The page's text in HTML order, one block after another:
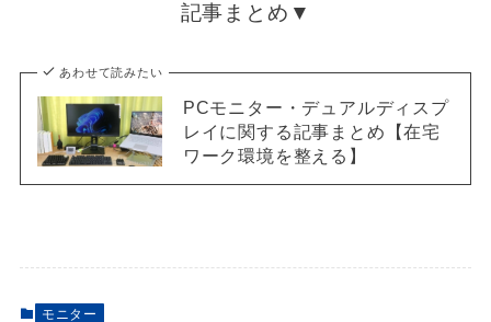
記事まとめ▼
あわせて読みたい
PCモニター・デュアルディスプ
レイに関する記事まとめ【在宅
ワーク環境を整える】
モニター